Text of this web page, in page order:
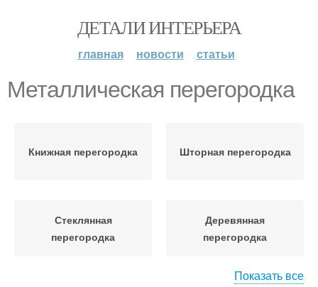
ДЕТАЛИ ИНТЕРЬЕРА
главная новости статьи
Металлическая перегородка
Книжная перегородка Шторная перегородка
Стеклянная
перегородка
Деревянная
перегородка
Показать все